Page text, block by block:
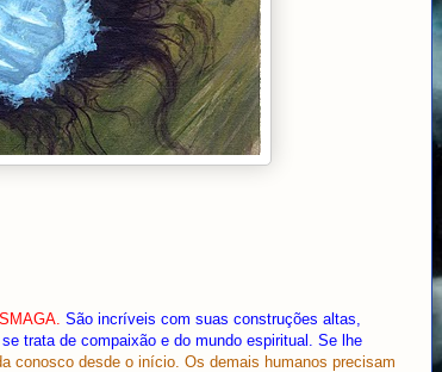
São incríveis com suas construções altas,
trata de compaixão e do mundo espiritual. Se lhe
conosco desde o início. Os demais humanos precisam